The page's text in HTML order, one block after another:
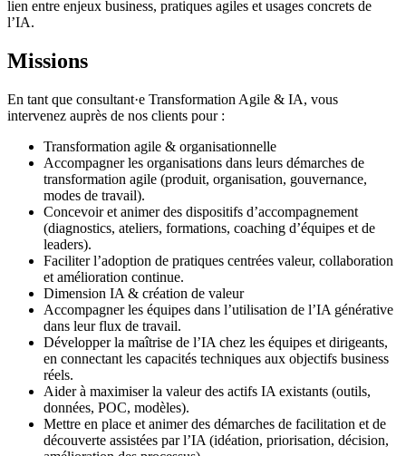
lien entre enjeux business, pratiques agiles et usages concrets de
l’IA.
Missions
En tant que consultant·e Transformation Agile & IA, vous
intervenez auprès de nos clients pour :
Transformation agile & organisationnelle
Accompagner les organisations dans leurs démarches de
transformation agile (produit, organisation, gouvernance,
modes de travail).
Concevoir et animer des dispositifs d’accompagnement
(diagnostics, ateliers, formations, coaching d’équipes et de
leaders).
Faciliter l’adoption de pratiques centrées valeur, collaboration
et amélioration continue.
Dimension IA & création de valeur
Accompagner les équipes dans l’utilisation de l’IA générative
dans leur flux de travail.
Développer la maîtrise de l’IA chez les équipes et dirigeants,
en connectant les capacités techniques aux objectifs business
réels.
Aider à maximiser la valeur des actifs IA existants (outils,
données, POC, modèles).
Mettre en place et animer des démarches de facilitation et de
découverte assistées par l’IA (idéation, priorisation, décision,